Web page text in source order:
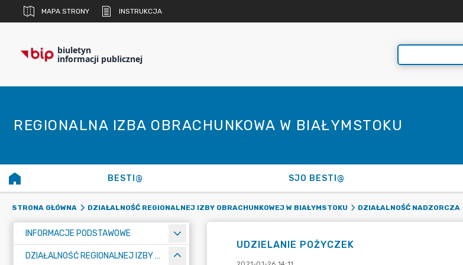
MAPA STRONY INSTRUKCJA
biuletyn
informacji publicznej
REGIONALNA IZBA OBRACHUNKOWA W BIAŁYMSTOKU
BESTI@ SJO BESTI@
STRONA GŁÓWNA DZIAŁALNOŚĆ REGIONALNEJ IZBY OBRACHUNKOWEJ W BIAŁYMSTOKU DZIAŁALNOŚĆ NADZORCZA
INFORMACJE PODSTAWOWE
DZIAŁALNOŚĆ REGIONALNEJ IZBY OBRACHUNKOWEJ W BIAŁYMSTOKU
UDZIELANIE POŻYCZEK